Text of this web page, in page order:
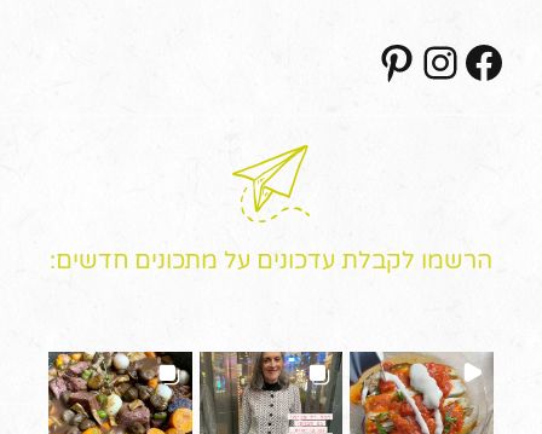
Facebook
Instagram
הרשמו לקבלת עדכונים על מתכונים חדשים: